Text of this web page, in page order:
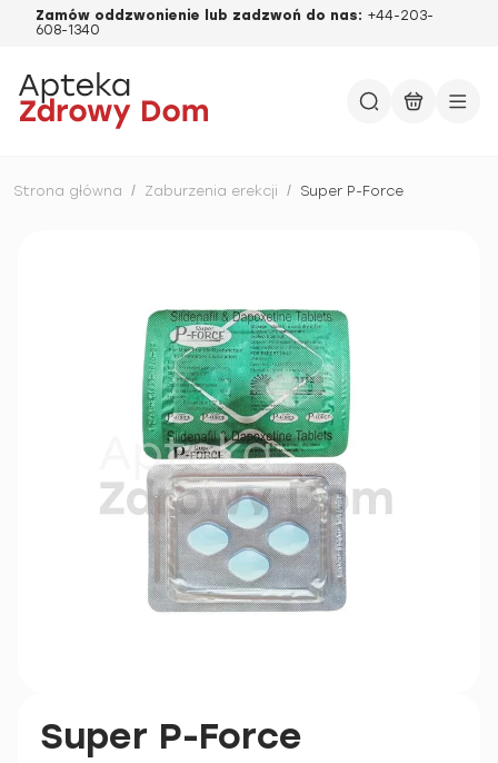
Zamów oddzwonienie lub zadzwoń do nas: +44-203-
608-1340
Strona główna / Zaburzenia erekcji / Super P-Force
Super P-Force